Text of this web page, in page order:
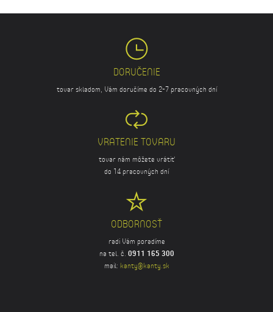
DORUČENIE
tovar skladom, Vám doručíme do 2-7 pracovných dní
VRATENIE TOVARU
tovar nám môžete vrátiť
do 14 pracovných dní
ODBORNOSŤ
radi Vám poradíme
na tel. č. 0911 165 300
mail: kanty@kanty.sk